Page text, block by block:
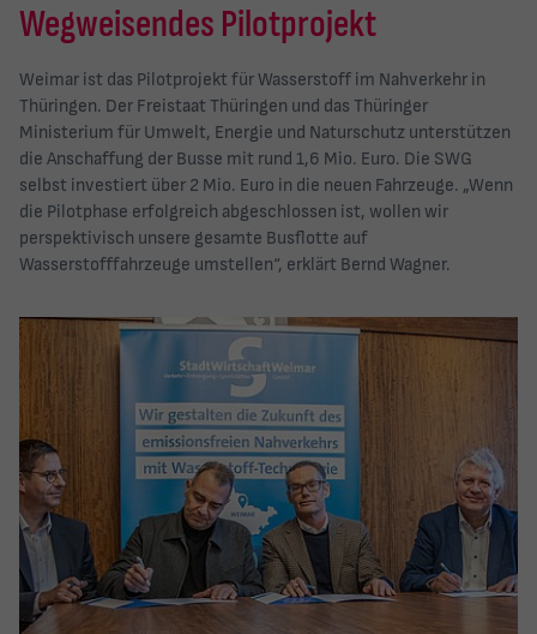
Wegweisendes Pilotprojekt
Weimar ist das Pilotprojekt für Wasserstoff im Nahverkehr in
Thüringen. Der Freistaat Thüringen und das Thüringer
Ministerium für Umwelt, Energie und Naturschutz unterstützen
die Anschaffung der Busse mit rund 1,6 Mio. Euro. Die SWG
selbst investiert über 2 Mio. Euro in die neuen Fahrzeuge. „Wenn
die Pilotphase erfolgreich abgeschlossen ist, wollen wir
perspektivisch unsere gesamte Busflotte auf
Wasserstofffahrzeuge umstellen“, erklärt Bernd Wagner.